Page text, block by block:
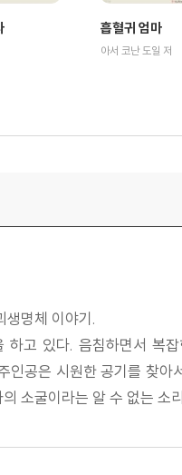
흡혈귀 엄마
아서 코난 도일 저
생명체 이야기.
고 있다. 음침하면서 복
공은 시원한 공기를 찾
소굴이라는 알 수 없는 소